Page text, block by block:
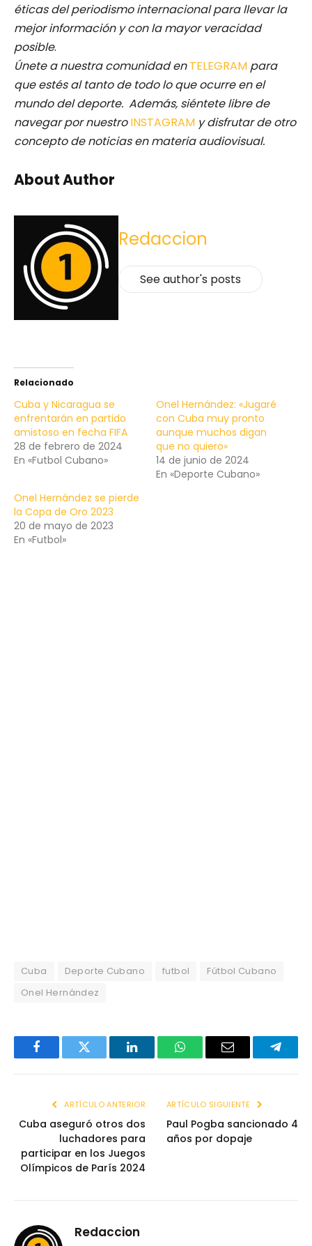
éticas del periodismo internacional para llevar la
mejor información y con la mayor veracidad
posible.
Únete a nuestra comunidad enTELEGRAM para
que estés al tanto de todo lo que ocurre en el
mundo del deporte. Además, siéntete libre de
navegar por nuestro INSTAGRAM y disfrutar de otro
concepto de noticias en materia audiovisual.
About Author
Redaccion
See author's posts
Relacionado
Cuba y Nicaragua se
enfrentarán en partido
amistoso en fecha FIFA
28 de febrero de 2024
En «Futbol Cubano»
Onel Hernández: «Jugaré
con Cuba muy pronto
aunque muchos digan
que no quiero»
14 de junio de 2024
En «Deporte Cubano»
Onel Hernández se pierde
la Copa de Oro 2023
20 de mayo de 2023
En «Futbol»
Cuba Deporte Cubano futbol
Fútbol Cubano
Onel Hernández
FacebookTwitter LinkedInWhatsAppEmail
ARTÍCULO ANTERIOR
Cuba aseguró otros dos
luchadores para
participar en los Juegos
Olímpicos de París 2024
ARTÍCULO SIGUIENTE
Paul Pogba sancionado 4
años por dopaje
Redaccion